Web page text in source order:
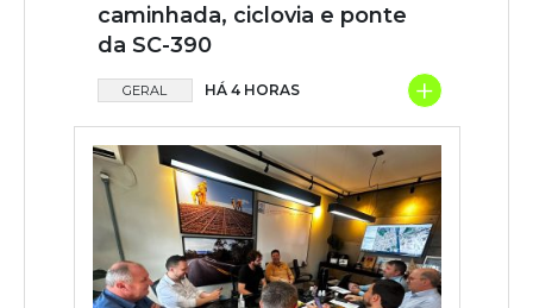
caminhada, ciclovia e ponte
da SC-390
GERAL HÁ 4 HORAS +